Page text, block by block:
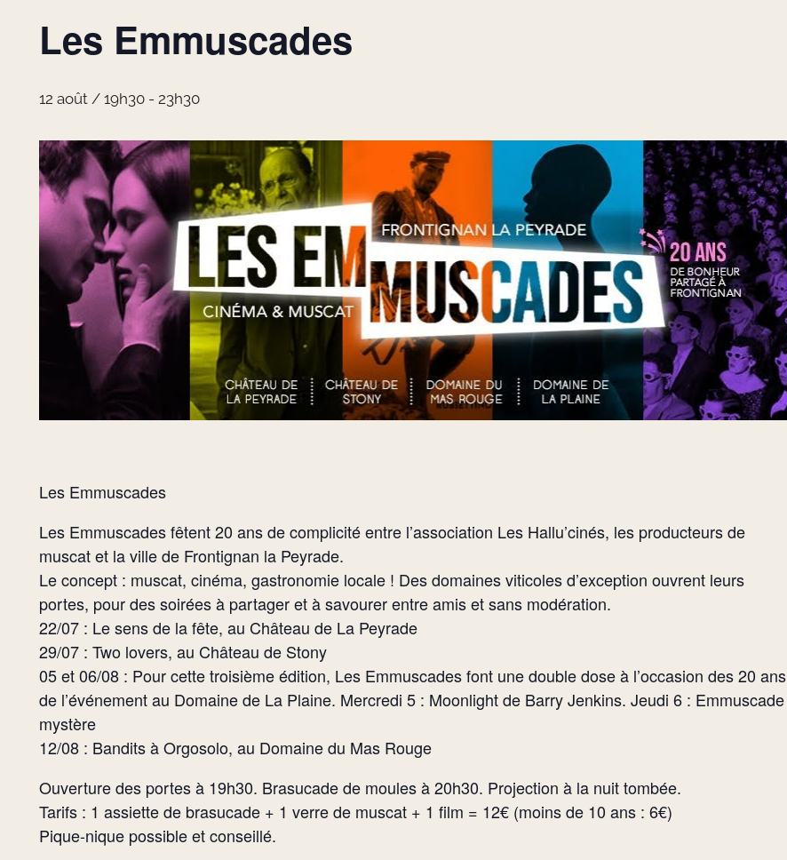
Les Emmuscades
12 août / 19h30 - 23h30
Les Emmuscades
Les Emmuscades fêtent 20 ans de complicité entre l’association Les Hallu’cinés, les producteurs de
muscat et la ville de Frontignan la Peyrade.
Le concept : muscat, cinéma, gastronomie locale ! Des domaines viticoles d’exception ouvrent leurs
portes, pour des soirées à partager et à savourer entre amis et sans modération.
22/07 : Le sens de la fête, au Château de La Peyrade
29/07 : Two lovers, au Château de Stony
05 et 06/08 : Pour cette troisième édition, Les Emmuscades font une double dose à l’occasion des 20 ans
de l’événement au Domaine de La Plaine. Mercredi 5 : Moonlight de Barry Jenkins. Jeudi 6 : Emmuscade
mystère
12/08 : Bandits à Orgosolo, au Domaine du Mas Rouge
Ouverture des portes à 19h30. Brasucade de moules à 20h30. Projection à la nuit tombée.
Tarifs : 1 assiette de brasucade + 1 verre de muscat + 1 film = 12€ (moins de 10 ans : 6€)
Pique-nique possible et conseillé.